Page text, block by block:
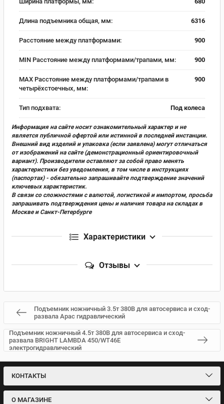
Длина подъемника общая, мм: 6316
Расстояние между платформами: 900
MIN Расстояние между платформами/трапами, мм: 900
MAX Расстояние между платформами/трапами в
четырёхстоечных, мм:
900
Тип подхвата: Под колеса
Информация на сайте носит ознакомительный характер и не
является публичной офертой или истинной в последней инстанции.
Внешний вид изделий и упаковка (если заявлена) могут отличаться
от изображений на сайте (демонстрационный ориентировочный
вариант). Производители оставляют за собой право менять
характеристики без уведомления, в том числе в инструкциях
(паспортах) - обязательно запрашивайте подтверждение значений
ключевых характеристик.
В связи со сложностями с валютой, логистикой и импортом, просьба
запрашивать подтверждения цены и наличия товара на складах в
Москве и Санкт-Петербурге
Характеристики
Отзывы
Подъемник ножничный 3.5т 380В для автосервиса и сход-
развала Apac гидравлический
Подъемник ножничный 4.5т 380В для автосервиса и сход-
развала BRIGHT LAMBDA 450/WT46E
электрогидравлический
КОНТАКТЫ
О МАГАЗИНЕ